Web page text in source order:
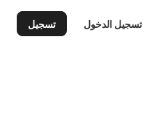
تسجيل الدخول تسجيل